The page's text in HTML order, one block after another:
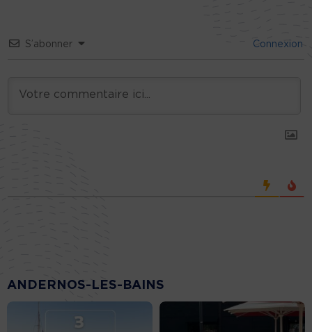
S’abonner Connexion
ANDERNOS-LES-BAINS